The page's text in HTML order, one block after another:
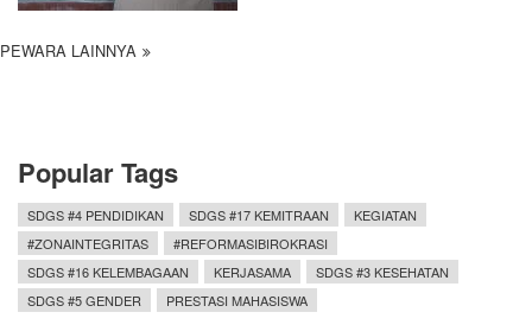
PEWARA LAINNYA
Popular Tags
SDGS #4 PENDIDIKAN SDGS #17 KEMITRAAN
KEGIATAN
#ZONAINTEGRITAS
#REFORMASIBIROKRASI
SDGS #16 KELEMBAGAAN
KERJASAMA
SDGS #3 KESEHATAN
SDGS #5 GENDER
PRESTASI MAHASISWA